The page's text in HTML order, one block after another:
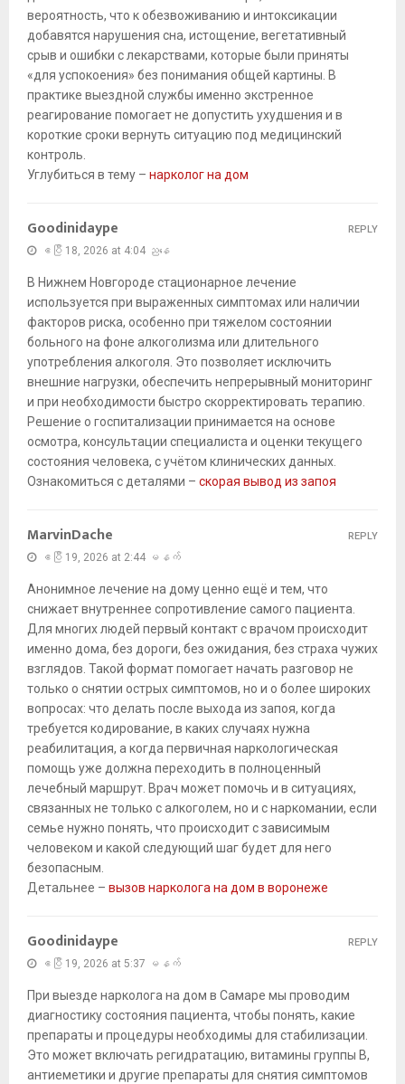
вероятность, что к обезвоживанию и интоксикации
добавятся нарушения сна, истощение, вегетативный
срыв и ошибки с лекарствами, которые были приняты
«для успокоения» без понимания общей картины. В
практике выездной службы именно экстренное
реагирование помогает не допустить ухудшения и в
короткие сроки вернуть ситуацию под медицинский
контроль.
Углубиться в тему – нарколог на дом
Goodinidaype
ဧပြီ 18, 2026 at 4:04 ညနေ
В Нижнем Новгороде стационарное лечение
используется при выраженных симптомах или наличии
факторов риска, особенно при тяжелом состоянии
больного на фоне алкоголизма или длительного
употребления алкоголя. Это позволяет исключить
внешние нагрузки, обеспечить непрерывный мониторинг
и при необходимости быстро скорректировать терапию.
Решение о госпитализации принимается на основе
осмотра, консультации специалиста и оценки текущего
состояния человека, с учётом клинических данных.
Ознакомиться с деталями – скорая вывод из запоя
REPLY
MarvinDache
ဧပြီ 19, 2026 at 2:44 မနက်
Анонимное лечение на дому ценно ещё и тем, что
снижает внутреннее сопротивление самого пациента.
Для многих людей первый контакт с врачом происходит
именно дома, без дороги, без ожидания, без страха чужих
взглядов. Такой формат помогает начать разговор не
только о снятии острых симптомов, но и о более широких
вопросах: что делать после выхода из запоя, когда
требуется кодирование, в каких случаях нужна
реабилитация, а когда первичная наркологическая
помощь уже должна переходить в полноценный
лечебный маршрут. Врач может помочь и в ситуациях,
связанных не только с алкоголем, но и с наркомании, если
семье нужно понять, что происходит с зависимым
человеком и какой следующий шаг будет для него
безопасным.
Детальнее – вызов нарколога на дом в воронеже
REPLY
Goodinidaype
ဧပြီ 19, 2026 at 5:37 မနက်
При выезде нарколога на дом в Самаре мы проводим
диагностику состояния пациента, чтобы понять, какие
препараты и процедуры необходимы для стабилизации.
Это может включать регидратацию, витамины группы B,
антиеметики и другие препараты для снятия симптомов
REPLY